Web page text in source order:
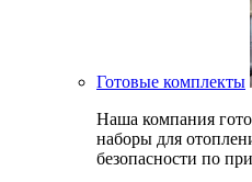
Готовые комплекты
Наша компания
наборы для
безопасности по